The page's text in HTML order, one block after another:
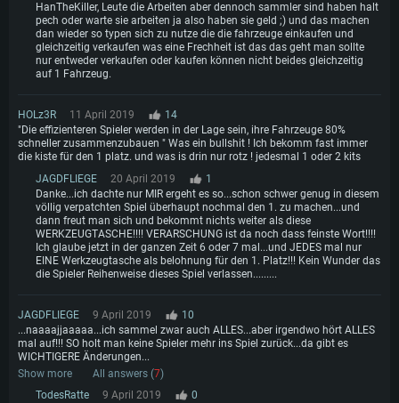
HanTheKiller, Leute die Arbeiten aber dennoch sammler sind haben halt
pech oder warte sie arbeiten ja also haben sie geld ;) und das machen
dan wieder so typen sich zu nutze die die fahrzeuge einkaufen und
gleichzeitig verkaufen was eine Frechheit ist das das geht man sollte
nur entweder verkaufen oder kaufen können nicht beides gleichzeitig
auf 1 Fahrzeug.
HOLz3R 11 April 2019
14
"Die effizienteren Spieler werden in der Lage sein, ihre Fahrzeuge 80%
schneller zusammenzubauen " Was ein bullshit ! Ich bekomm fast immer
die kiste für den 1 platz. und was is drin nur rotz ! jedesmal 1 oder 2 kits
JAGDFLIEGE
20 April 2019
1
Danke...ich dachte nur MIR ergeht es so...schon schwer genug in diesem
völlig verpatchten Spiel überhaupt nochmal den 1. zu machen...und
dann freut man sich und bekommt nichts weiter als diese
WERKZEUGTASCHE!!!! VERARSCHUNG ist da noch dass feinste Wort!!!!
Ich glaube jetzt in der ganzen Zeit 6 oder 7 mal...und JEDES mal nur
EINE Werkzeugtasche als belohnung für den 1. Platz!!! Kein Wunder das
die Spieler Reihenweise dieses Spiel verlassen.........
JAGDFLIEGE 9 April 2019
10
...naaaajjaaaaa...ich sammel zwar auch ALLES...aber irgendwo hört ALLES
mal auf!!! SO holt man keine Spieler mehr ins Spiel zurück...da gibt es
WICHTIGERE Änderungen...
Show more
All answers (7)
TodesRatte
9 April 2019
0